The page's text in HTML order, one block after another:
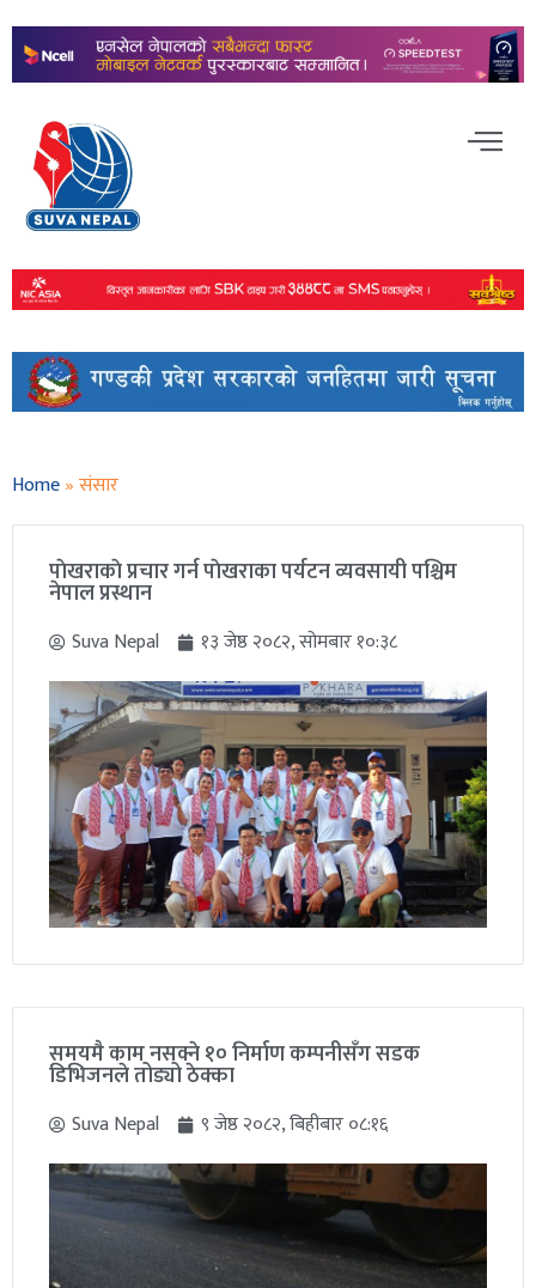
Home»संसार
पाेखराकाे प्रचार गर्न पाेखराका पर्यटन व्यवसायी पश्चिम
नेपाल प्रस्थान
Suva Nepal १३ जेष्ठ २०८२, सोमबार १०:३८
समयमै काम नसक्ने १० निर्माण कम्पनीसँग सडक
डिभिजनले तोड्यो ठेक्का
Suva Nepal ९ जेष्ठ २०८२, बिहीबार ०८:१६